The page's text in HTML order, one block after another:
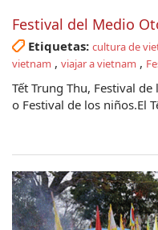
Festival del Medio
Etiquetas: cultura de
vietnam , viajar a vietnam ,
Tết Trung Thu, Festival
o Festival de los niños.El